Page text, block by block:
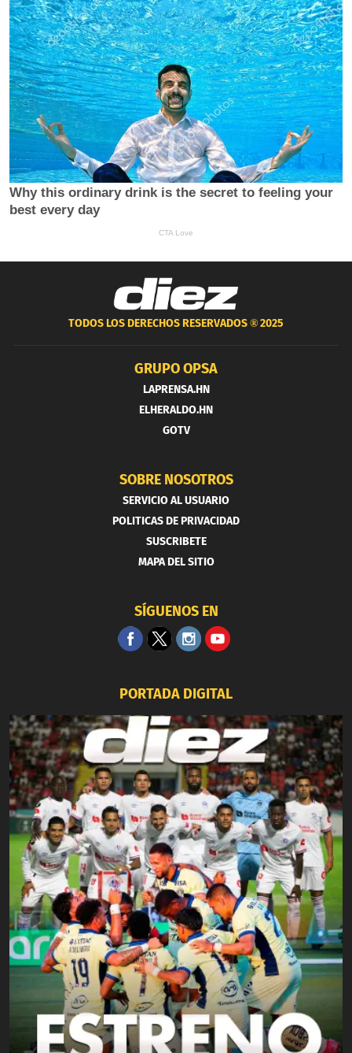
TODOS LOS DERECHOS RESERVADOS ®2025
GRUPO OPSA
LAPRENSA.HN
ELHERALDO.HN
GOTV
SOBRE NOSOTROS
SERVICIO AL USUARIO
POLITICAS DE PRIVACIDAD
SUSCRIBETE
MAPA DEL SITIO
SÍGUENOS EN
PORTADA DIGITAL